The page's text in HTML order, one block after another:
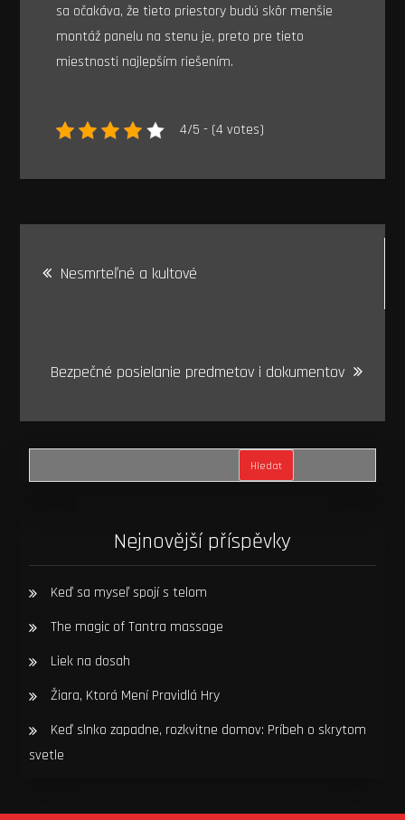
sa očakáva, že tieto priestory budú skôr menšie
montáž panelu na stenu je, preto pre tieto
miestnosti najlepším riešením.
4/5 - (4 votes)
Nesmrteľné a kultové
Bezpečné posielanie predmetov i dokumentov
Hledat
Nejnovější příspěvky
Keď sa myseľ spojí s telom
The magic of Tantra massage
Liek na dosah
Žiara, Ktorá Mení Pravidlá Hry
Keď slnko zapadne, rozkvitne domov: Príbeh o skrytom
svetle